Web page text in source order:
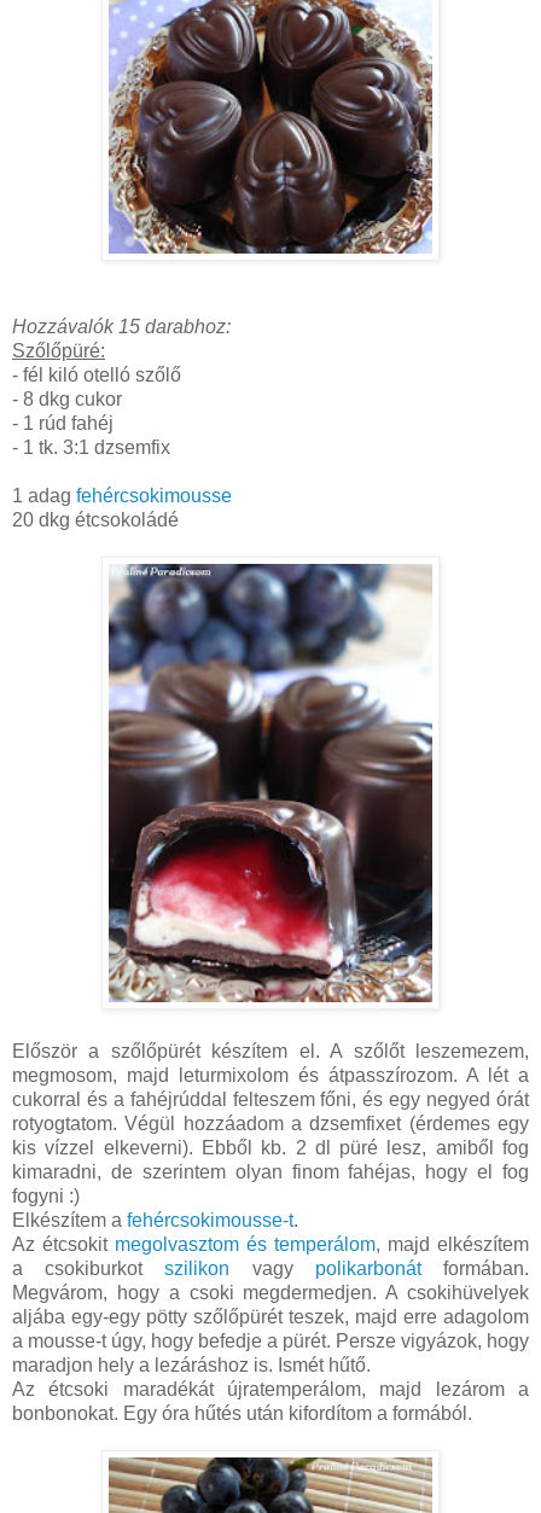
Hozzávalók 15 darabhoz:
Szőlőpüré:
- fél kiló otelló szőlő
- 8 dkg cukor
- 1 rúd fahéj
- 1 tk. 3:1 dzsemfix
1 adag fehércsokimousse
20 dkg étcsokoládé
Először a szőlőpürét készítem el. A szőlőt leszemezem,
megmosom, majd leturmixolom és átpasszírozom. A lét a
cukorral és a fahéjrúddal felteszem főni, és egy negyed órát
rotyogtatom. Végül hozzáadom a dzsemfixet (érdemes egy
kis vízzel elkeverni). Ebből kb. 2 dl püré lesz, amiből fog
kimaradni, de szerintem olyan finom fahéjas, hogy el fog
fogyni :)
Elkészítem a fehércsokimousse-t.
Az étcsokit megolvasztom és temperálom, majd elkészítem
a csokiburkotszilikon vagy polikarbonátformában.
Megvárom, hogy a csoki megdermedjen. A csokihüvelyek
aljába egy-egy pötty szőlőpürét teszek, majd erre adagolom
a mousse-t úgy, hogy befedje a pürét. Persze vigyázok, hogy
maradjon hely a lezáráshoz is. Ismét hűtő.
Az étcsoki maradékát újratemperálom, majd lezárom a
bonbonokat. Egy óra hűtés után kifordítom a formából.